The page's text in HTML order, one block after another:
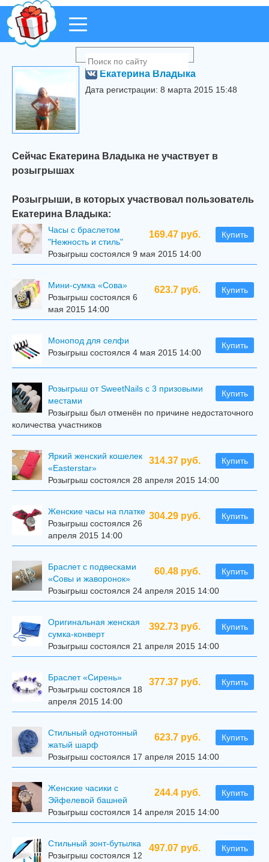
Екатерина Владыка
Дата регистрации: 8 марта 2015 15:48
Сейчас Екатерина Владыка не участвует в
розыгрышах
Розыгрыши, в которых участвовал пользователь
Екатерина Владыка:
169.47 руб. Купить
Часы с браслетом
"Нежность и стиль"
Розыгрыш состоялся 9 мая 2015 14:00
623.7 руб. Купить
Мини-сумка «Сова»
Розыгрыш состоялся 6
мая 2015 14:00
Купить
Mонопод для селфи
Розыгрыш состоялся 4 мая 2015 14:00
Купить
Розыгрыш от SweetNails с 3 призовыми
местами
Розыгрыш был отменён по причине недостаточного
количества участников
314.37 руб. Купить
Яркий женский кошелек
«Easterstar»
Розыгрыш состоялся 28 апреля 2015 14:00
304.29 руб. Купить
Женские часы на платке
Розыгрыш состоялся 26
апреля 2015 14:00
60.48 руб. Купить
Браслет с подвесками
«Совы и жаворонок»
Розыгрыш состоялся 24 апреля 2015 14:00
392.73 руб. Купить
Оригинальная женская
сумка-конверт
Розыгрыш состоялся 21 апреля 2015 14:00
377.37 руб. Купить
Браслет «Сирень»
Розыгрыш состоялся 18
апреля 2015 14:00
623.7 руб. Купить
Стильный однотонный
жатый шарф
Розыгрыш состоялся 17 апреля 2015 14:00
244.4 руб. Купить
Женские часики с
Эйфелевой башней
Розыгрыш состоялся 14 апреля 2015 14:00
497.07 руб. Купить
Стильный зонт-бутылка
Розыгрыш состоялся 12